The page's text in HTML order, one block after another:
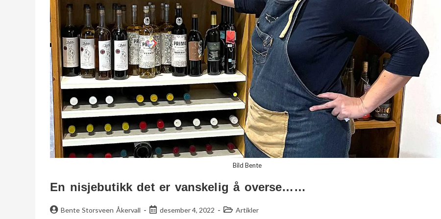
Bild Bente
En nisjebutikk det er vanskelig å overse……
Bente Storsveen Åkervall desember 4, 2022 Artikler